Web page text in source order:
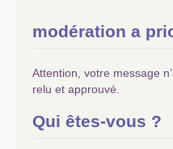
modération a
Attention, votre message
relu et approuvé.
Qui êtes-vous ?